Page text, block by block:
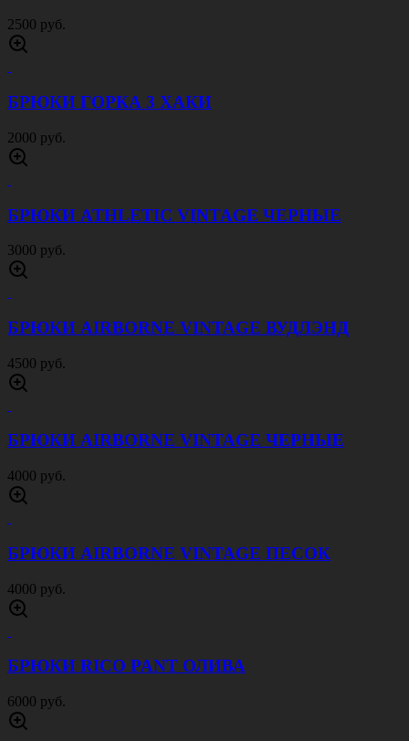
2500 руб.
БРЮКИ ГОРКА 3 ХАКИ
2000 руб.
БРЮКИ ATHLETIC VINTAGE ЧЕРНЫЕ
3000 руб.
БРЮКИ AIRBORNE VINTAGE ВУДЛЭНД
4500 руб.
БРЮКИ AIRBORNE VINTAGE ЧЕРНЫЕ
4000 руб.
БРЮКИ AIRBORNE VINTAGE ПЕСОК
4000 руб.
БРЮКИ RICO PANT ОЛИВА
6000 руб.